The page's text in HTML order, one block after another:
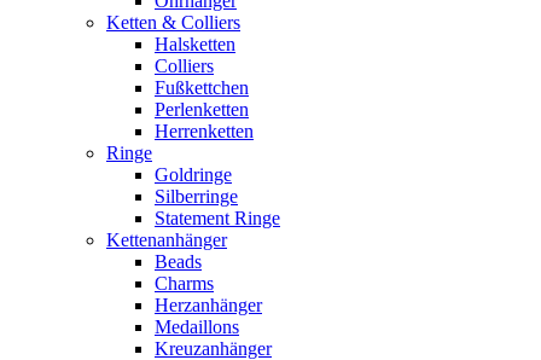
Ketten & Colliers
Halsketten
Colliers
Fußkettchen
Perlenketten
Herrenketten
Ringe
Goldringe
Silberringe
Statement Ringe
Kettenanhänger
Beads
Charms
Herzanhänger
Medaillons
Kreuzanhänger